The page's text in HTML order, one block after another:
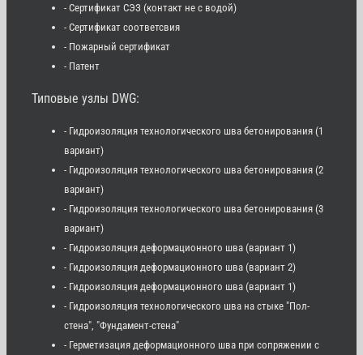
- Сертификат СЭЗ (контакт не с водой)
- Сертификат соответсвия
- Пожарный сертификат
- Патент
Типовые узлы DWG:
- Гидроизоляция технологического шва бетонирования (1
вариант)
- Гидроизоляция технологического шва бетонирования (2
вариант)
- Гидроизоляция технологического шва бетонирования (3
вариант)
- Гидроизоляция деформационного шва (вариант 1)
- Гидроизоляция деформационного шва (вариант 2)
- Гидроизоляция деформационного шва (вариант 1)
- Гидроизоляция технологического шва на стыке "Пол-
стена", "Фундамент-стена"
- Герметизация деформационного шва при сопряжении с